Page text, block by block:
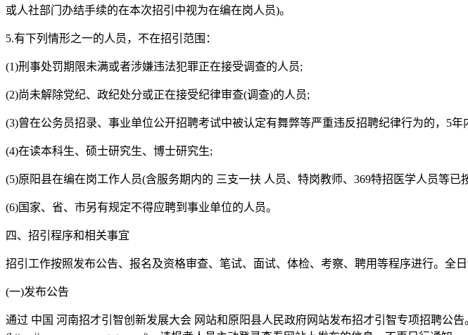
或人社部门办结手续的在本次招引中视为在编在岗人员)。
5.有下列情形之一的人员，不在招引范围：
(1)刑事处罚期限未满或者涉嫌违法犯罪正在接受调查的人员;
(2)尚未解除党纪、政纪处分或正在接受纪律审查(调查)的人员;
(3)曾在公务员招录、事业单位公开招聘考试中被认定有舞弊等严重违反招聘纪律行为的，5
(4)在读本科生、硕士研究生、博士研究生;
(5)原阳县在编在岗工作人员(含服务期内的 三支一扶 人员、特岗教师、369特招医学人员等已
(6)国家、省、市另有规定不得应聘到事业单位的人员。
四、招引程序和相关事宜
招引工作按照发布公告、报名及资格审查、笔试、面试、体检、考察、聘用等程序进行。全
(一)发布公告
通过 中国 河南招才引智创新发展大会 网站和原阳县人民政府网站发布招才引智专项招聘公